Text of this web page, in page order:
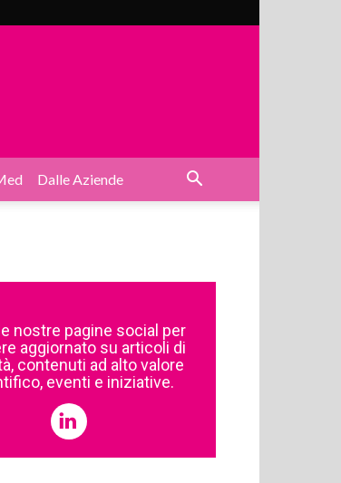
Dalle Aziende
nostre pagine social per
aggiornato su articoli di
contenuti ad alto valore
eventi e iniziative.